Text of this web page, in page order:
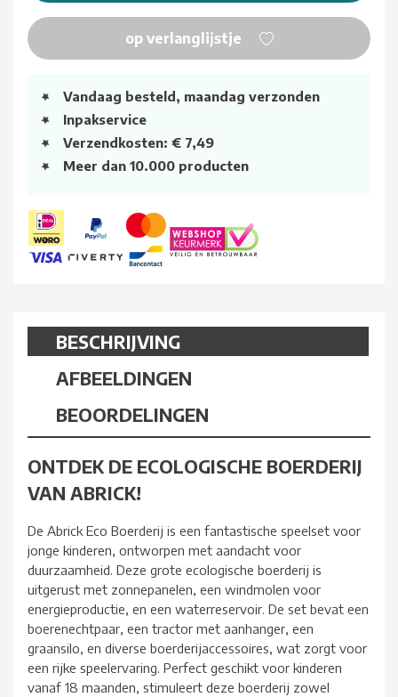
op verlanglijstje
Vandaag besteld, maandag verzonden
Inpakservice
Verzendkosten: € 7,49
Meer dan 10.000 producten
BESCHRIJVING
AFBEELDINGEN
BEOORDELINGEN
ONTDEK DE ECOLOGISCHE BOERDERIJ
VAN ABRICK!
De Abrick Eco Boerderij is een fantastische speelset voor
jonge kinderen, ontworpen met aandacht voor
duurzaamheid. Deze grote ecologische boerderij is
uitgerust met zonnepanelen, een windmolen voor
energieproductie, en een waterreservoir. De set bevat een
boerenechtpaar, een tractor met aanhanger, een
graansilo, en diverse boerderijaccessoires, wat zorgt voor
een rijke speelervaring. Perfect geschikt voor kinderen
vanaf 18 maanden, stimuleert deze boerderij zowel